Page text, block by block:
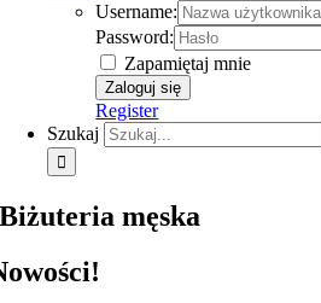
Username:
Password:
Zapamiętaj mnie
Register
Szukaj
Biżuteria męska